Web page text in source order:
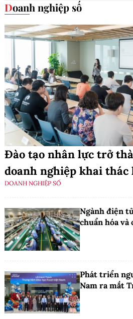
Doanh nghiệp số
Đào tạo nhân lực trở
doanh nghiệp khai thác
DOANH NGHIỆP SỐ
Ngành điện
chuẩn hóa và
Phát triển
Nam ra mắt